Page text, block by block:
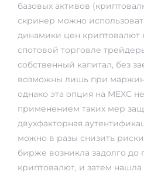
базовых активов
скринер можно
динамики цен криптовалют
спотовой торговле
собственный капитал, без
возможны лишь при
однако эта опция на MEXC
применением таких мер
двухфакторная
можно в разы снизить
бирже возникла задолго до
криптовалют, и затем